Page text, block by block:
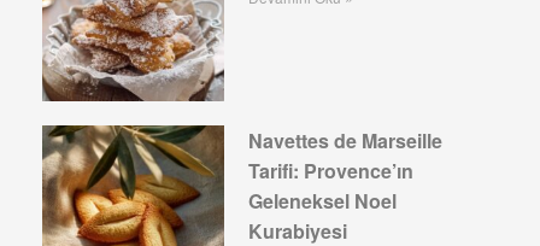
Navettes de Marseille
Tarifi: Provence’ın
Geleneksel Noel
Kurabiyesi